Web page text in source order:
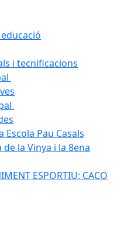
i tecnificacions
Escola Pau Casals
de la Vinya i la 8ena
ESPORTIU: CACO